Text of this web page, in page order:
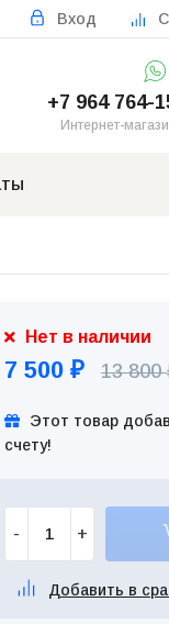
Вход
+7 964 764-
Интернет-
Нет в наличии
7 500 ₽ 13 800
Этот товар
счету!
- +
Добавить в